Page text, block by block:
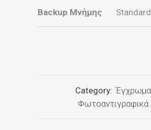
Backup Μνήμης Standard
Category: Έγχρωμα
Φωτοαντιγραφικά